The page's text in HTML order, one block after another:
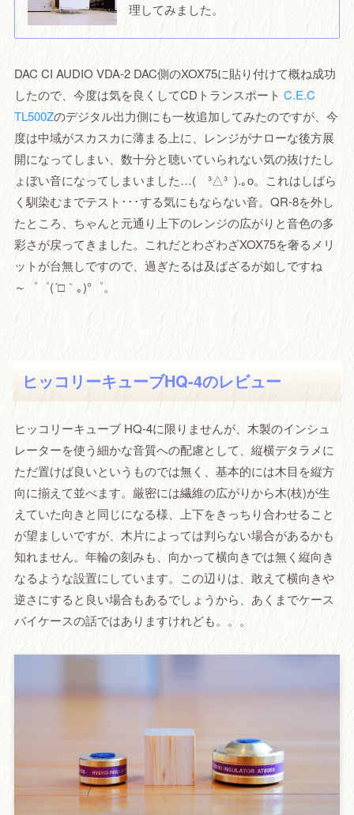
理してみました。
DAC CI AUDIO VDA-2 DAC側のXOX75に貼り付けて概ね成功
したので、今度は気を良くしてCDトランスポート C.E.C
TL500Zのデジタル出力側にも一枚追加してみたのですが、今
度は中域がスカスカに薄まる上に、レンジがナローな後方展
開になってしまい、数十分と聴いていられない気の抜けたし
ょぼい音になってしまいました…( ³△³ ).｡o。これはしばら
く馴染むまでテスト･･･する気にもならない音。QR-8を外し
たところ、ちゃんと元通り上下のレンジの広がりと音色の多
彩さが戻ってきました。これだとわざわざXOX75を奢るメリ
ットが台無しですので、過ぎたるは及ばざるが如しですね
～゜゜(´□｀｡)°゜。
ヒッコリーキューブHQ-4のレビュー
ヒッコリーキューブ HQ-4に限りませんが、木製のインシュ
レーターを使う細かな音質への配慮として、縦横デタラメに
ただ置けば良いというものでは無く、基本的には木目を縦方
向に揃えて並べます。厳密には繊維の広がりから木(枝)が生
えていた向きと同じになる様、上下をきっちり合わせること
が望ましいですが、木片によっては判らない場合があるかも
知れません。年輪の刻みも、向かって横向きでは無く縦向き
なるような設置にしています。この辺りは、敢えて横向きや
逆さにすると良い場合もあるでしょうから、あくまでケース
バイケースの話ではありますけれども。。。